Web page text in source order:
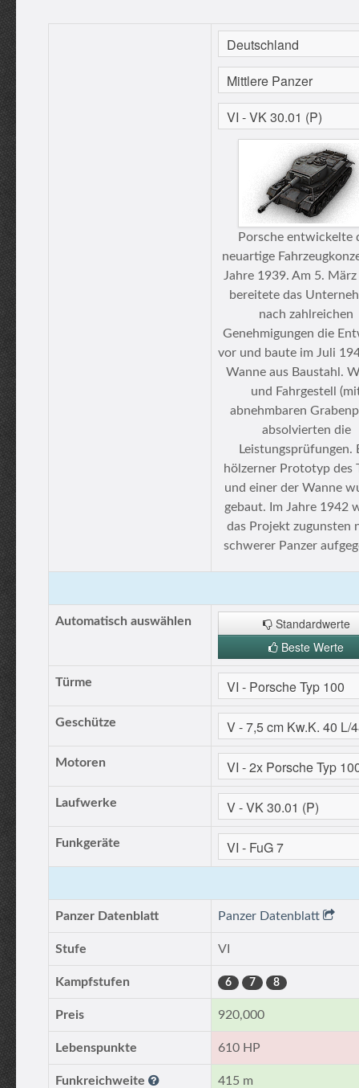
Porsche entwickelte
neuartige
Jahre 1939. Am 5.
bereitete das
nach zahlreichen
Genehmigungen die
vor und baute im Juli
Wanne aus Baustahl.
und Fahrgestell
abnehmbaren
absolvierten die
Leistungsprüfungen.
hölzerner Prototyp des
und einer der Wanne
gebaut. Im Jahre 1942
das Projekt zugunsten
schwerer Panzer
Automatisch auswählen
Standardwerte
Beste Werte
Türme
Geschütze
Motoren
Laufwerke
Funkgeräte
Panzer Datenblatt Panzer Datenblatt
Stufe VI
Kampfstufen 6 7 8
Preis 920,000
Lebenspunkte 610 HP
Funkreichweite 415 m